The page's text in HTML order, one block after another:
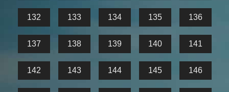
132 133 134 135 136
137 138 139 140 141
142 143 144 145 146